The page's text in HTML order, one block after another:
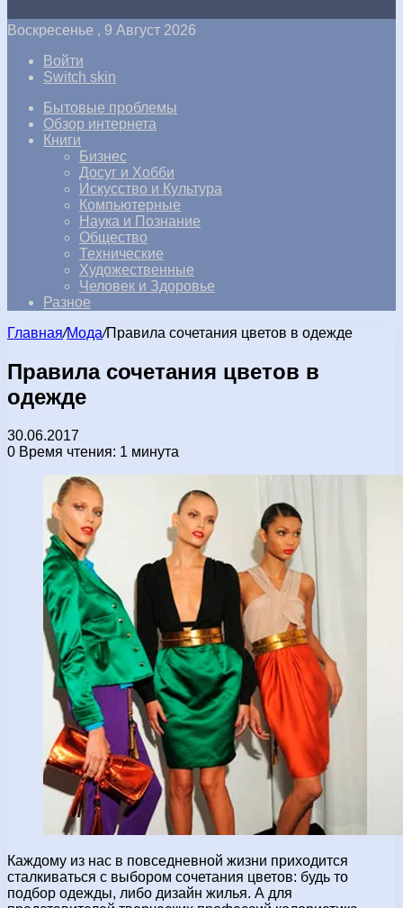
Воскресенье , 9 Август 2026
Войти
Switch skin
Бытовые проблемы
Обзор интернета
Книги
Бизнес
Досуг и Хобби
Искусство и Культура
Компьютерные
Наука и Познание
Общество
Технические
Художественные
Человек и Здоровье
Разное
Главная/Мода/Правила сочетания цветов в одежде
Правила сочетания цветов в
одежде
30.06.2017
0 Время чтения: 1 минута
Каждому из нас в повседневной жизни приходится
сталкиваться с выбором сочетания цветов: будь то
подбор одежды, либо дизайн жилья. А для